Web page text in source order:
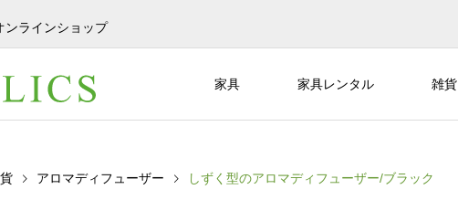
ンラインショップ
家具 家具レンタル 雑貨
アロマディフューザー しずく型のアロマディフューザー/ブラック